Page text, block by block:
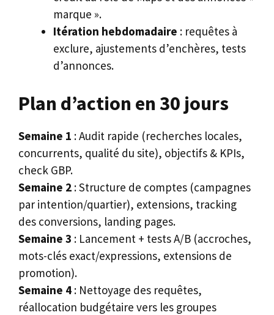
marque ».
Itération hebdomadaire : requêtes à
exclure, ajustements d’enchères, tests
d’annonces.
Plan d’action en 30 jours
Semaine 1 : Audit rapide (recherches locales,
concurrents, qualité du site), objectifs & KPIs,
check GBP.
Semaine 2 : Structure de comptes (campagnes
par intention/quartier), extensions, tracking
des conversions, landing pages.
Semaine 3 : Lancement + tests A/B (accroches,
mots-clés exact/expressions, extensions de
promotion).
Semaine 4 : Nettoyage des requêtes,
réallocation budgétaire vers les groupes